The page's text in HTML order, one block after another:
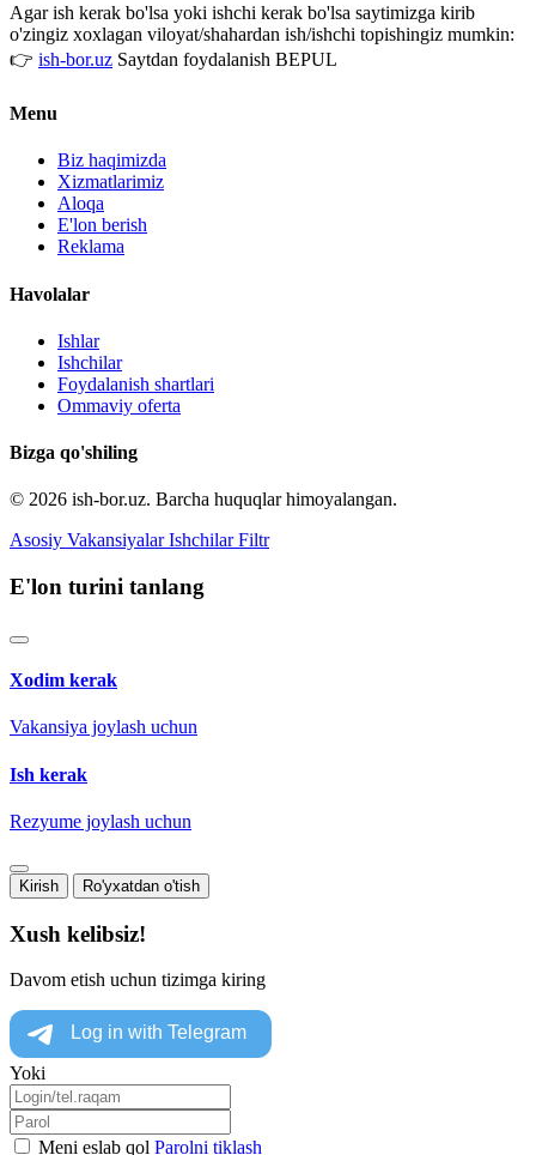
Agar ish kerak bo'lsa yoki ishchi kerak bo'lsa saytimizga kirib
o'zingiz xoxlagan viloyat/shahardan ish/ishchi topishingiz mumkin:
👉 ish-bor.uz Saytdan foydalanish BEPUL
Menu
Biz haqimizda
Xizmatlarimiz
Aloqa
E'lon berish
Reklama
Havolalar
Ishlar
Ishchilar
Foydalanish shartlari
Ommaviy oferta
Bizga qo'shiling
© 2026 ish-bor.uz. Barcha huquqlar himoyalangan.
Asosiy Vakansiyalar Ishchilar Filtr
E'lon turini tanlang
Xodim kerak
Vakansiya joylash uchun
Ish kerak
Rezyume joylash uchun
Kirish Ro'yxatdan o'tish
Xush kelibsiz!
Davom etish uchun tizimga kiring
Yoki
Meni eslab qol Parolni tiklash